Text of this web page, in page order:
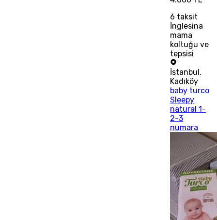
6 taksit
İnglesina
mama
koltuğu ve
tepsisi
İstanbul,
Kadıköy
baby turco
Sleepy
natural 1-
2-3
numara